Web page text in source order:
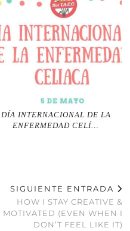
DÍA INTERNACIONAL DE LA
ENFERMEDAD CELÍ…
SIGUIENTE ENTRADA
HOW I STAY CREATIVE &
MOTIVATED (EVEN WHEN I
DON’T FEEL LIKE IT)